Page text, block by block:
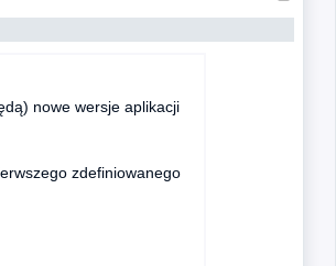
nowe wersje aplikacji
zdefiniowanego